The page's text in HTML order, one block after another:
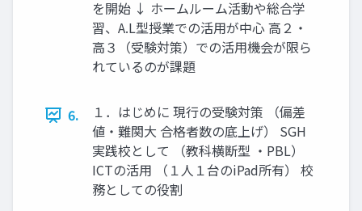
を開始 ↓ ホームルーム活動や総合学
習、A.L型授業での活用が中心 高２・
高３（受験対策）での活用機会が限ら
れているのが課題
6.
１．はじめに 現行の受験対策 （偏差
値・難関大 合格者数の底上げ） SGH
実践校として （教科横断型 ・PBL）
ICTの活用 （１人１台のiPad所有） 校
務としての役割